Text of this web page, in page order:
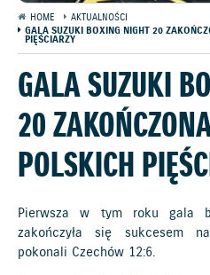
HOME
AKTUALNOŚCI
GALA SUZUKI BOXING NIGHT 20
PIĘŚCIARZY
GALA SUZUKI
20
POLSKICH
Pierwsza w tym roku gala
zakończyła się sukcesem
pokonali Czechów 12:6.